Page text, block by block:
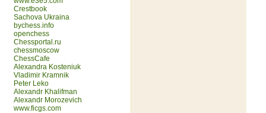
Crestbook
Sachova Ukraina
bychess.info
openchess
Chessportal.ru
chessmoscow
ChessCafe
Alexandra Kosteniuk
Vladimir Kramnik
Peter Leko
Alexandr Khalifman
Alexandr Morozevich
www.ficgs.com